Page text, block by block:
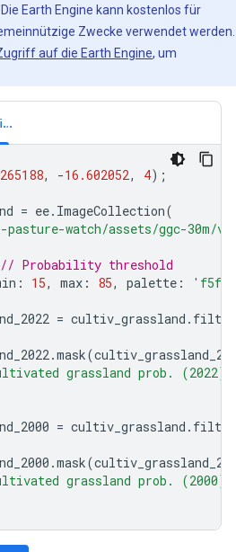
Earth Engine kann kostenlos für
Zwecke verwendet werden.
auf die Earth Engine, um
Code-Editor (JavaScript)
, -16.602052, 4);
= ee. ImageCollection(
watch/assets/ggc-30m/
// Probability threshold
: 15, max : 85, palette :
= cultiv_grassland .
.mask(
grassland prob. (2022)'
= cultiv_grassland .
.mask(
grassland prob. (2000)'